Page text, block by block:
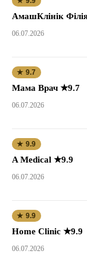
АмашКлінік
06.07.2026
★ 9.7
Мама Врач ★9.7
06.07.2026
★ 9.9
A Medical ★9.9
06.07.2026
★ 9.9
Home Clinic ★9.9
06.07.2026